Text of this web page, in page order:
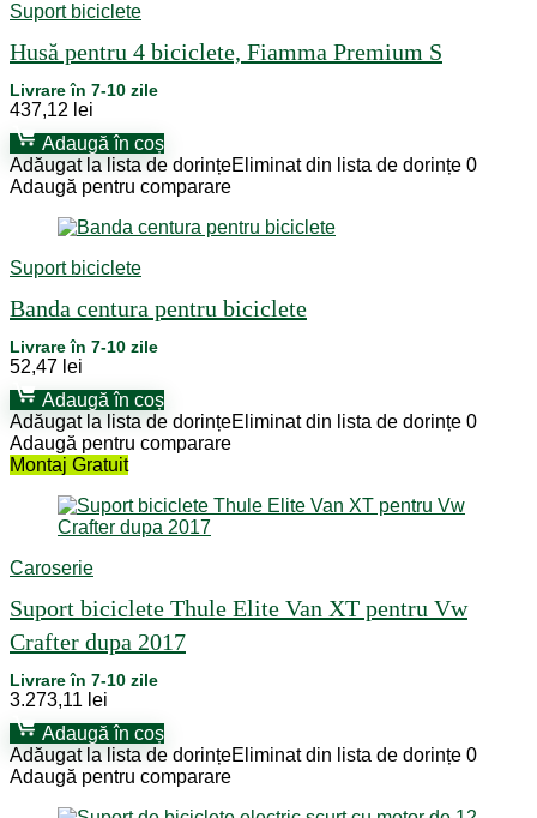
Suport biciclete
Husă pentru 4 biciclete, Fiamma Premium S
Livrare în 7-10 zile
437,12 lei
Adaugă în coș
Adăugat la lista de dorințeEliminat din lista de dorințe 0
Adaugă pentru comparare
Suport biciclete
Banda centura pentru biciclete
Livrare în 7-10 zile
52,47 lei
Adaugă în coș
Adăugat la lista de dorințeEliminat din lista de dorințe 0
Adaugă pentru comparare
Montaj Gratuit
Caroserie
Suport biciclete Thule Elite Van XT pentru Vw
Crafter dupa 2017
Livrare în 7-10 zile
3.273,11 lei
Adaugă în coș
Adăugat la lista de dorințeEliminat din lista de dorințe 0
Adaugă pentru comparare